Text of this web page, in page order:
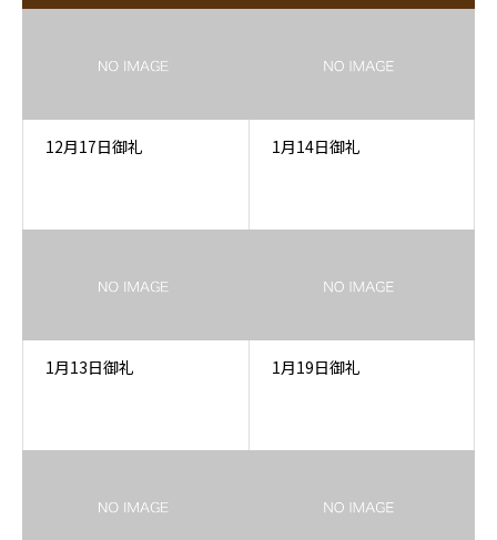
12月17日御礼 1月14日御礼
1月13日御礼 1月19日御礼